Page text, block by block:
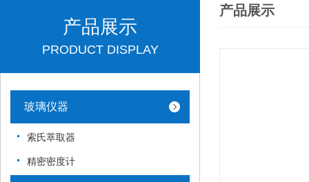
产品展示
PRODUCT DISPLAY
玻璃仪器
索氏萃取器
精密密度计
产品展示